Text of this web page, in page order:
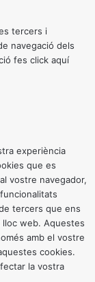
tercers i
navegació dels
fes click aquí
experiència
que es
vostre navegador,
tercers que ens
web. Aquestes
amb el vostre
cookies.
la vostra